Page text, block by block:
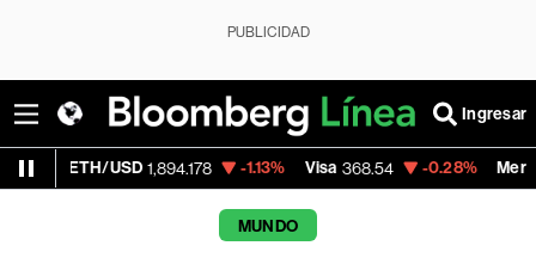
PUBLICIDAD
Ingresar
1,894.178 -1.13% Visa 368.54 -0.28% MercadoLibre
MUNDO